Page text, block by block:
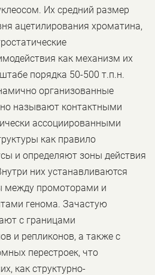
Их средний размер
ацетилирования хроматина,
как механизм их
порядка 50-500 т.п.н.
организованные
называют контактными
ассоциированными
как правило
и определяют зоны действия
них устанавливаются
между промоторами и
генома. Зачастую
с границами
и репликонов, а также с
перестроек, что
как структурно-